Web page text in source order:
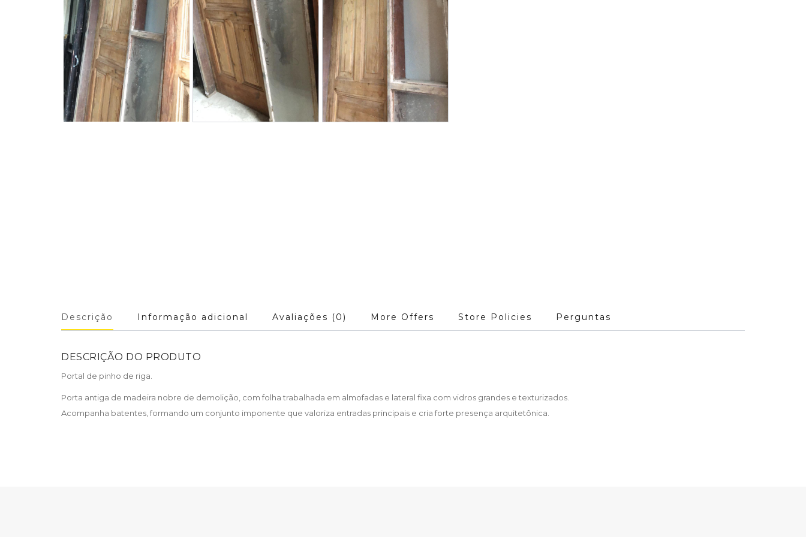
Descrição Informação adicional Avaliações (0) More Offers Store Policies Perguntas
DESCRIÇÃO DO PRODUTO
Portal de pinho de riga.
Porta antiga de madeira nobre de demolição, com folha trabalhada em almofadas e lateral fixa com vidros grandes e texturizados.
Acompanha batentes, formando um conjunto imponente que valoriza entradas principais e cria forte presença arquitetônica.